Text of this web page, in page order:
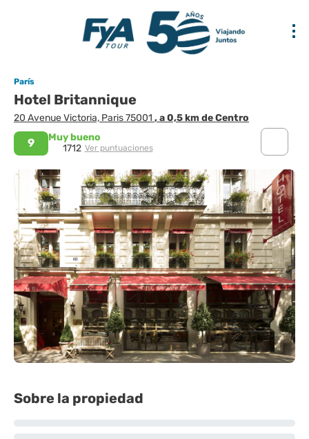
París
Hotel Britannique
20 Avenue Victoria, Paris 75001 , a 0,5 km de Centro
9
Muy bueno
1712 Ver puntuaciones
Sobre la propiedad